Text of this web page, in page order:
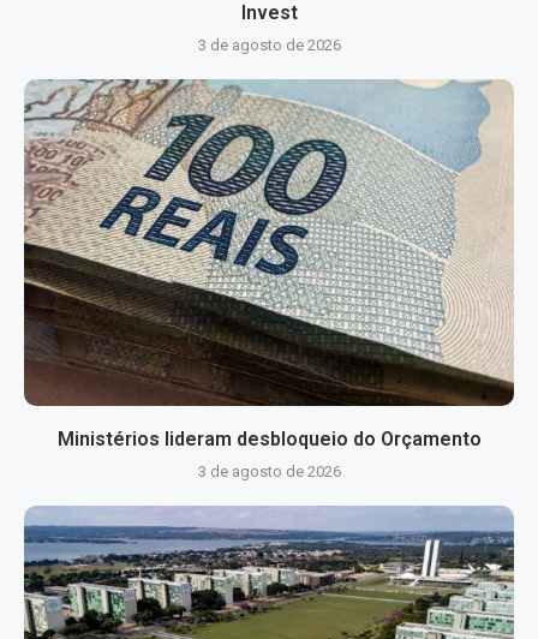
Invest
3 de agosto de 2026
Ministérios lideram desbloqueio do Orçamento
3 de agosto de 2026